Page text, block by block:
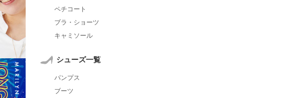
ペチコート
ブラ・ショーツ
キャミソール
シューズ一覧
パンプス
ブーツ